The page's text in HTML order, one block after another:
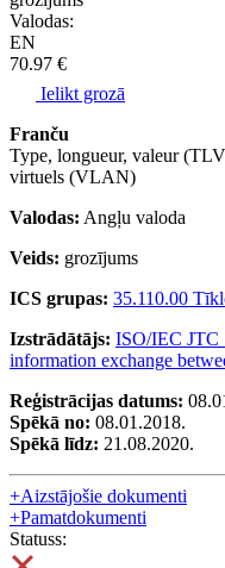
Valodas:
EN
70.97 €
Ielikt grozā
Franču
Type, longueur, valeur
virtuels (VLAN)
Valodas: Angļu valoda
Veids: grozījums
ICS grupas: 35.110.00
Izstrādātājs: ISO/IEC JTC
information exchange
Reģistrācijas datums:
Spēkā no: 08.01.2018.
Spēkā līdz: 21.08.2020.
+Aizstājošie dokumenti
+Pamatdokumenti
Statuss: